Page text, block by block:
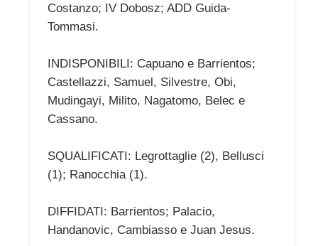
Costanzo; IV Dobosz; ADD Guida-
Tommasi.
INDISPONIBILI: Capuano e Barrientos;
Castellazzi, Samuel, Silvestre, Obi,
Mudingayi, Milito, Nagatomo, Belec e
Cassano.
SQUALIFICATI: Legrottaglie (2), Bellusci
(1); Ranocchia (1).
DIFFIDATI: Barrientos; Palacio,
Handanovic, Cambiasso e Juan Jesus.